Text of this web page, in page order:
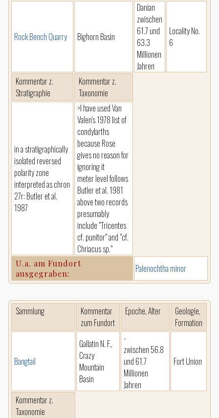
Rock Bench Quarry Bighorn Basin
Danian
zwischen
61.7 und
63.3
Millionen
Jahren
Locality No.
6
Kommentar z.
Stratigraphie
Kommentar z.
Taxonomie
in a stratigraphically
isolated reversed
polarity zone
interpreted as chron
27r: Butler et al.
1987
>I have used Van
Valen's 1978 list of
condylarths
because Rose
gives no reason for
ignoring it
meter level follows
Butler et al. 1981
above two records
presumably
include "Tricentes
cf. punitor" and "cf.
Chriacus sp."
U.a. am Fundort
ausgegraben:
Palenochtha minor
Sammlung
Kommentar
zum Fundort
Epoche, Alter
Geologie,
Formation
Bangtail
Gallatin N. F.,
Crazy
Mountain
Basin
-
zwischen 56.8
und 61.7
Millionen
Jahren
Fort Union
Kommentar z.
Taxonomie